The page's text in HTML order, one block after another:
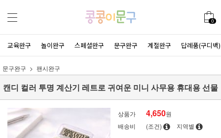
0
교육완구 놀이완구 스페셜완구 문구완구 계절완구 답례품(구디백)
문구완구 팬시완구
캔디 컬러 투명 계산기 레트로 귀여운 미니 사무용 휴대용 선물
상품가 4,650원
배송비
(조건) 지역별